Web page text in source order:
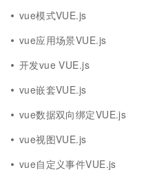
vue模式VUE.js
vue应用场景VUE.js
开发vue VUE.js
vue嵌套VUE.js
vue数据双向绑定VUE.js
vue视图VUE.js
vue自定义事件VUE.js